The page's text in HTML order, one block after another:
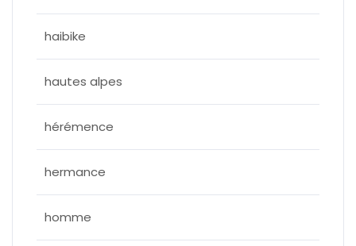
haibike
hautes alpes
hérémence
hermance
homme